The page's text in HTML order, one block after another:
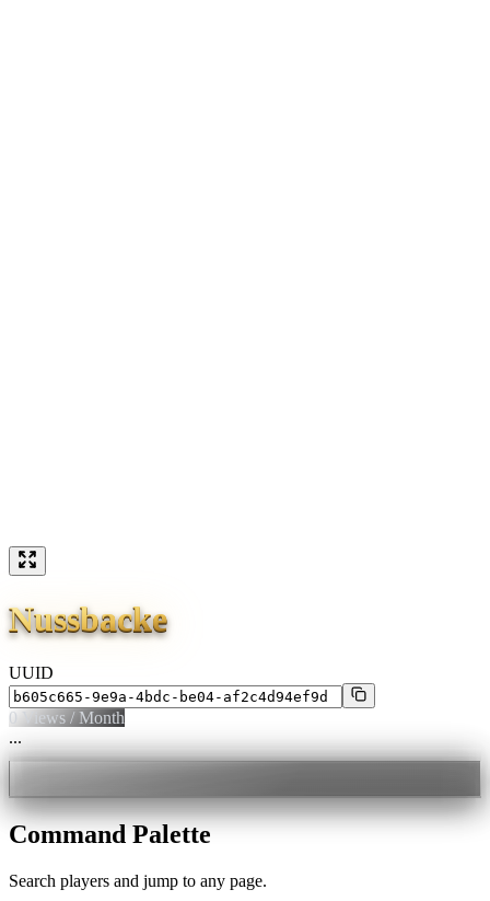
Nussbacke
UUID
0 Views / Month
...
Command Palette
Search players and jump to any page.